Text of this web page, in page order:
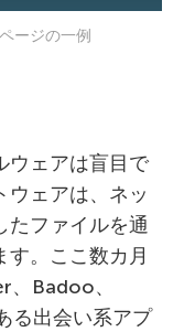
ージの一例
ウェアは盲目で
ウェアは、ネッ
たファイルを通
す。ここ数カ月
Badoo、
る出会い系アプ